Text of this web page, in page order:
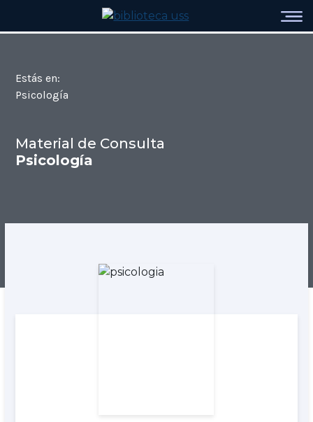
Estás en:
Psicología
Material de Consulta
Psicología